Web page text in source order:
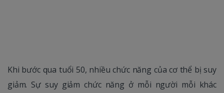
Khi bước qua tuổi 50, nhiều chức năng của cơ thể bị suy
giảm. Sự suy giảm chức năng ở mỗi người mỗi khác